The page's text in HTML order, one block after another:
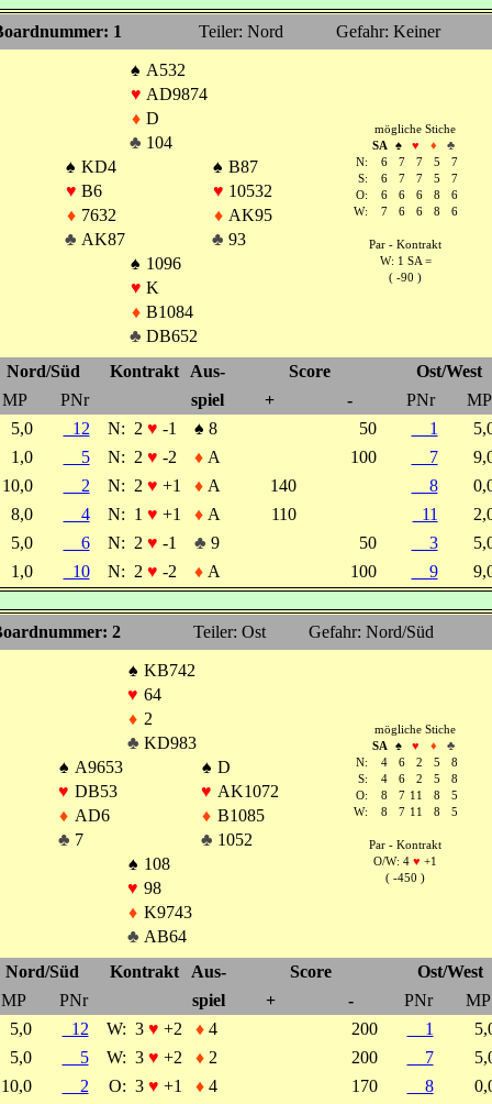
1 Teiler: Nord Gefahr: Keiner
♠ A532
♥ AD9874
♦ D
♣ 104
♠ KD4 ♠ B87
♥ B6 ♥ 10532
♦ 7632 ♦ AK95
♣ AK87 ♣ 93
♠ 1096
♥ K
♦ B1084
♣ DB652
mögliche Stiche
SA
♠ ♥ ♦
♣
N:
6 7 7 5
7
S:
6 7 7 5
7
O:
6 6 6 8
6
W:
7 6 6 8 6
Par - Kontrakt
W: 1 SA =
( -90 )
Nord/Süd Kontrakt Aus- Score
Ost/West
MP
PNr spiel + - PNr
MP
5,0
12 N: 2 ♥ -1 ♠ 8 50 1
1,0
5 N: 2 ♥ -2 ♦A 100 7
10,0
2 N: 2 ♥ +1 ♦A 140 8
8,0
4 N: 1 ♥ +1 ♦A 110 11
5,0
6 N: 2 ♥ -1 ♣ 9 50 3
1,0
10 N: 2 ♥ -2 ♦A 100 9
2 Teiler: Ost Gefahr: Nord/Süd
♠ KB742
♥ 64
♦ 2
♣ KD983
♠ A9653 ♠ D
♥ DB53 ♥ AK1072
♦ AD6 ♦ B1085
♣ 7 ♣ 1052
♠ 108
♥ 98
♦ K9743
♣ AB64
mögliche Stiche
SA
♠ ♥ ♦
♣
N:
4 6 2 5
8
S:
4 6 2 5
8
O:
8 7 11 8
5
W:
8 7 11 8 5
Par - Kontrakt
O/W: 4 ♥ +1
( -450 )
Nord/Süd Kontrakt Aus- Score
Ost/West
MP
PNr spiel + - PNr
MP
5,0
12 W: 3 ♥ +2 ♦4 200 1
5,0
5 W: 3 ♥ +2 ♦2 200 7
10,0
2 O: 3 ♥ +1 ♦4 170 8